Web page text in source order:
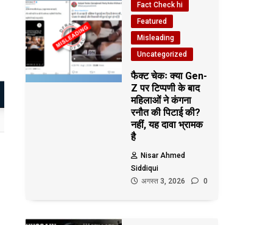
Fact Check hi
Featured
Misleading
Uncategorized
फैक्ट चेकः क्या Gen-
Z पर टिप्पणी के बाद
महिलाओं ने कंगना
रनौत की पिटाई की?
नहीं, यह दावा भ्रामक
है
Nisar Ahmed
Siddiqui
अगस्त 3, 2026
0